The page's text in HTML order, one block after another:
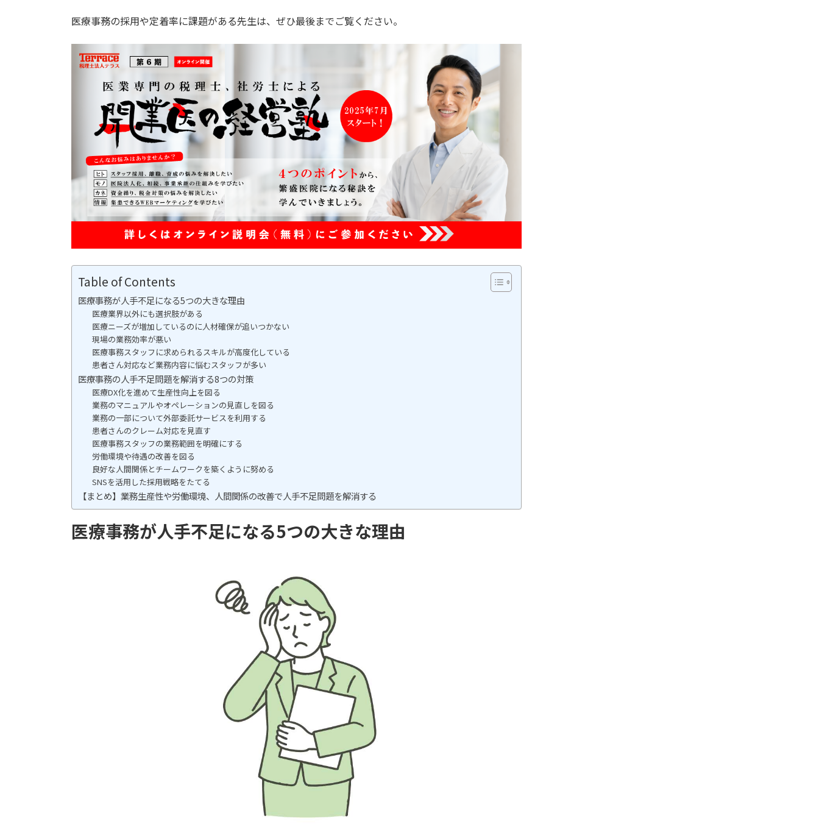
医療事務の採用や定着率に課題がある先生は、ぜひ最後までご覧ください。
Table of Contents
医療事務が人手不足になる5つの大きな理由
医療業界以外にも選択肢がある
医療ニーズが増加しているのに人材確保が追いつかない
現場の業務効率が悪い
医療事務スタッフに求められるスキルが高度化している
患者さん対応など業務内容に悩むスタッフが多い
医療事務の人手不足問題を解消する8つの対策
医療DX化を進めて生産性向上を図る
業務のマニュアルやオペレーションの見直しを図る
業務の一部について外部委託サービスを利用する
患者さんのクレーム対応を見直す
医療事務スタッフの業務範囲を明確にする
労働環境や待遇の改善を図る
良好な人間関係とチームワークを築くように努める
SNSを活用した採用戦略をたてる
【まとめ】業務生産性や労働環境、人間関係の改善で人手不足問題を解消する
医療事務が人手不足になる5つの大きな理由